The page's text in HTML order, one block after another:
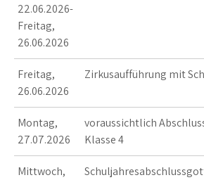
22.06.2026-
Freitag,
26.06.2026
Freitag,
26.06.2026
Zirkusaufführung mit
Montag,
27.07.2026
voraussichtlich
Klasse 4
Mittwoch,